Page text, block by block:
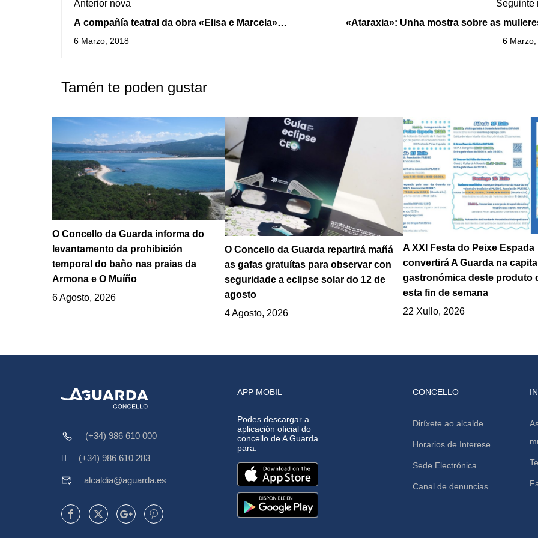
Anterior nova
A compañía teatral da obra «Elisa e Marcela»
apraza a súa actuación por mor da folga feminista
6 Marzo, 2018
Seguinte
«Ataraxia»: Unha mostra sobre as
beleza paisaxística no Centro6 Marzo,
Tamén te poden gustar
O Concello da Guarda informa do
levantamento da prohibición
temporal do baño nas praias da
Armona e O Muíño
6 Agosto, 2026
O Concello da Guarda repartirá mañá
as gafas gratuítas para observar con
seguridade a eclipse solar do 12 de
agosto
4 Agosto, 2026
A XXI Festa do Peixe Espada
convertirá A Guarda na capital
gastronómica deste produto
esta fin de semana
22 Xullo, 2026
(+34) 986 610 000
(+34) 986 610 283
alcaldia@aguarda.es
APP MOBIL
Podes descargar a
aplicación oficial do
concello de A Guarda
para:
CONCELLO
Diríxete ao alcalde
Horarios de Interese
Sede Electrónica
Canal de denuncias